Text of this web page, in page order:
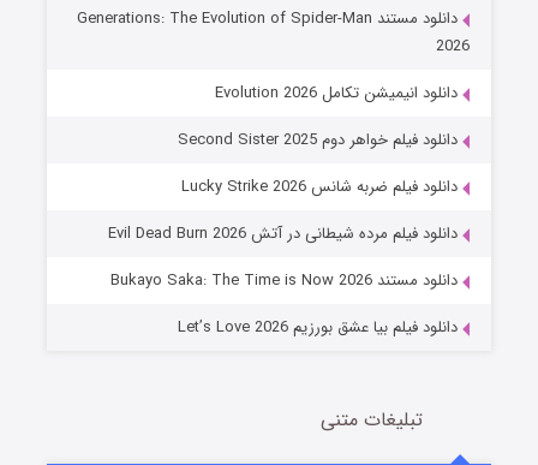
جادوگری در مغولستان
دانلود مستند Generations: The Evolution of Spider-Man
2026
دانلود انیمیشن تکامل Evolution 2026
دانلود فیلم خواهر دوم Second Sister 2025
دانلود فیلم ضربه شانس Lucky Strike 2026
دانلود فیلم مرده شیطانی در آتش Evil Dead Burn 2026
دانلود مستند Bukayo Saka: The Time is Now 2026
دانلود فیلم بیا عشق بورزیم Let’s Love 2026
تبلیغات متنی